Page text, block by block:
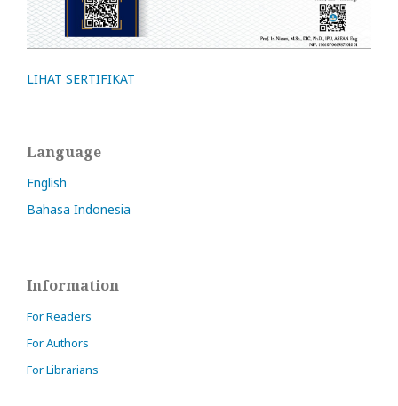
LIHAT SERTIFIKAT
Language
English
Bahasa Indonesia
Information
For Readers
For Authors
For Librarians